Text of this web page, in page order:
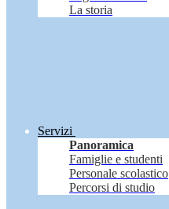
La storia
Servizi
Panoramica
Famiglie e studenti
Personale scolastico
Percorsi di studio